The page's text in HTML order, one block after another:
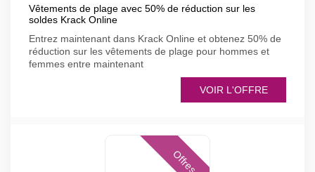
Vêtements de plage avec 50% de réduction sur les
soldes Krack Online
Entrez maintenant dans Krack Online et obtenez 50% de
réduction sur les vêtements de plage pour hommes et
femmes entre maintenant
VOIR L'OFFRE
Offres